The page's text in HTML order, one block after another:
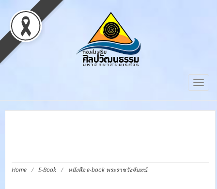
Home / E-Book / หนังสือ e-book พระราชวังจันทน์